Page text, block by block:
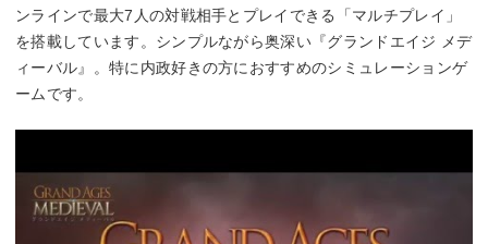
ンラインで最大7人の対戦相手とプレイできる「マルチプレイ」
を搭載しています。シンプルながら奥深い『グランドエイジ メデ
ィーバル』。特に内政好きの方におすすめのシミュレーションゲ
ームです。